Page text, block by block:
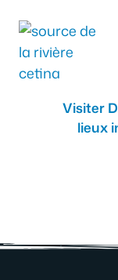
Visiter
lieux